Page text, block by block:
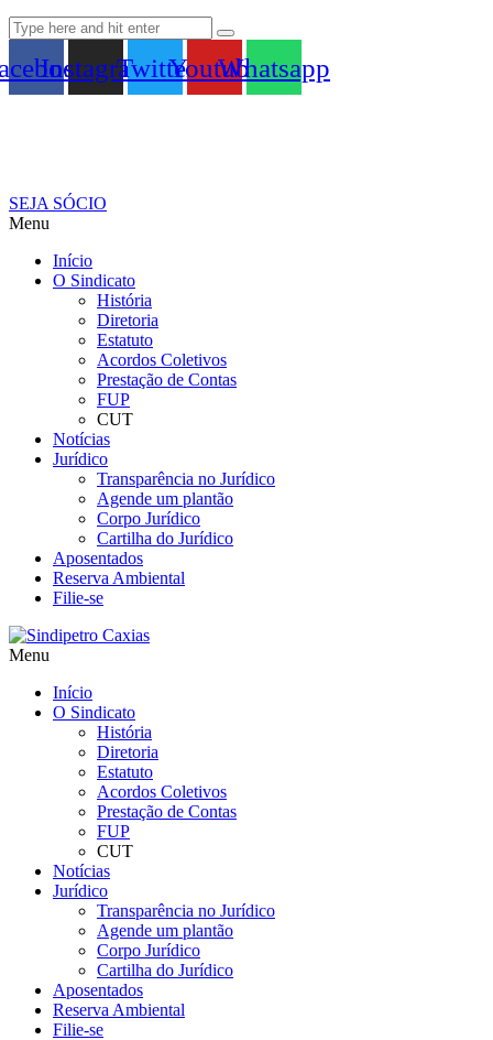
InstagramTwitterYoutubeWhatsapp
SEJA SÓCIO
Menu
Início
O Sindicato
História
Diretoria
Estatuto
Acordos Coletivos
Prestação de Contas
FUP
CUT
Notícias
Jurídico
Transparência no Jurídico
Agende um plantão
Corpo Jurídico
Cartilha do Jurídico
Aposentados
Reserva Ambiental
Filie-se
Menu
Início
O Sindicato
História
Diretoria
Estatuto
Acordos Coletivos
Prestação de Contas
FUP
CUT
Notícias
Jurídico
Transparência no Jurídico
Agende um plantão
Corpo Jurídico
Cartilha do Jurídico
Aposentados
Reserva Ambiental
Filie-se